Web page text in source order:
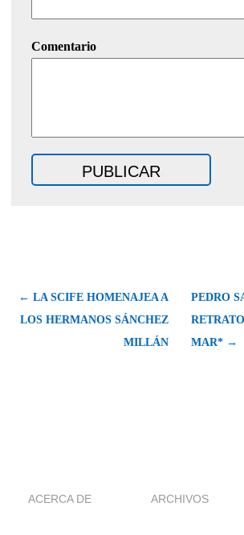
Comentario
← LA SCIFE HOMENAJEA A
LOS HERMANOS SÁNCHEZ
MILLÁN
PEDRO
MAR* →
ACERCA DE ARCHIVOS